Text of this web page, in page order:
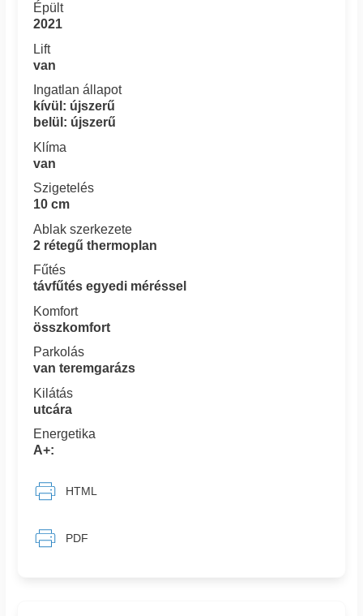
Épült
2021
Lift
van
Ingatlan állapot
kívül: újszerű
belül: újszerű
Klíma
van
Szigetelés
10 cm
Ablak szerkezete
2 rétegű thermoplan
Fűtés
távfűtés egyedi méréssel
Komfort
összkomfort
Parkolás
van teremgarázs
Kilátás
utcára
Energetika
A+:
HTML
PDF